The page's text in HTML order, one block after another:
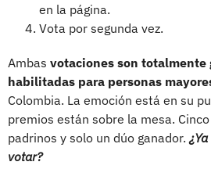
en la página.
Vota por segunda vez.
Ambas votaciones son totalmente
habilitadas para personas
Colombia. La emoción está en su
premios están sobre la mesa.
padrinos y solo un dúo ganador.
votar?